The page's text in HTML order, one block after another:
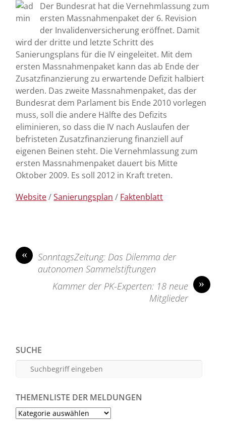
Der Bundesrat hat die Vernehmlassung zum
ersten Massnahmenpaket der 6. Revision
der Invalidenversicherung eröffnet. Damit
wird der dritte und letzte Schritt des
Sanierungsplans für die IV eingeleitet. Mit dem
ersten Massnahmenpaket kann das ab Ende der
Zusatzfinanzierung zu erwartende Defizit halbiert
werden. Das zweite Massnahmenpaket, das der
Bundesrat dem Parlament bis Ende 2010 vorlegen
muss, soll die andere Hälfte des Defizits
eliminieren, so dass die IV nach Auslaufen der
befristeten Zusatzfinanzierung finanziell auf
eigenen Beinen steht. Die Vernehmlassung zum
ersten Massnahmenpaket dauert bis Mitte
Oktober 2009. Es soll 2012 in Kraft treten.
Website/Sanierungsplan / Faktenblatt
«
SonntagsZeitung: Das Dilemma der
autonomen Sammelstiftungen
»
Kammer der PK-Experten: 18 neue
Mitglieder
SUCHE
THEMENLISTE DER MELDUNGEN
Themenliste